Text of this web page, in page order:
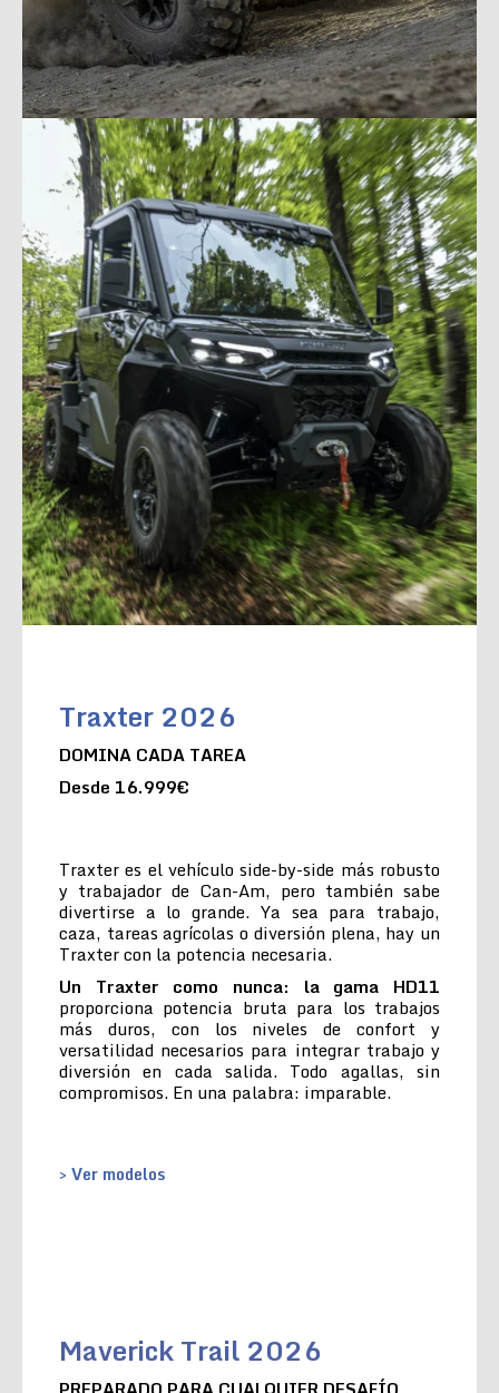
Traxter 2026
DOMINA CADA TAREA
Desde 16.999€
Traxter es el vehículo side-by-side más robusto
y trabajador de Can-Am, pero también sabe
divertirse a lo grande. Ya sea para trabajo,
caza, tareas agrícolas o diversión plena, hay un
Traxter con la potencia necesaria.
Un Traxter como nunca: la gama HD11
proporciona potencia bruta para los trabajos
más duros, con los niveles de confort y
versatilidad necesarios para integrar trabajo y
diversión en cada salida. Todo agallas, sin
compromisos. En una palabra: imparable.
> Ver modelos
Maverick Trail 2026